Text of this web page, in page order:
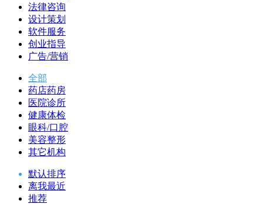
法律咨询
设计策划
软件服务
创业指导
广告/营销
全部
药店药房
医院诊所
健康体检
眼科/口腔
美容整形
其它机构
默认排序
离我最近
推荐